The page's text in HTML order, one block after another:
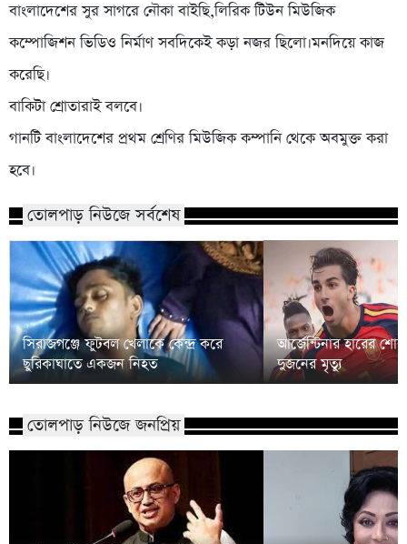
বাংলাদেশের সুর সাগরে নৌকা বাইছি,লিরিক টিউন মিউজিক
কম্পোজিশন ভিডিও নির্মাণ সবদিকেই কড়া নজর ছিলো।মনদিয়ে কাজ
করেছি।
বাকিটা শ্রোতারাই বলবে।
গানটি বাংলাদেশের প্রথম শ্রেণির মিউজিক কম্পানি থেকে অবমুক্ত করা
হবে।
তোলপাড় নিউজে সর্বশেষ
সিরাজগঞ্জে ফুটবল খেলাকে কেন্দ্র করে
ছুরিকাঘাতে একজন নিহত
আর্জেন্টিনার হারের
দুজনের মৃত্যু
তোলপাড় নিউজে জনপ্রিয়